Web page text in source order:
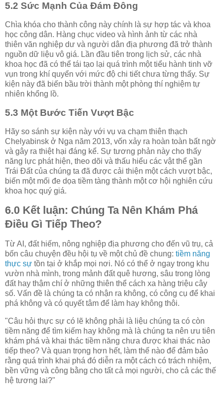
5.2 Sức Mạnh Của Đám Đông
Chìa khóa cho thành công này chính là sự hợp tác và khoa
học công dân. Hàng chục video và hình ảnh từ các nhà
thiên văn nghiệp dư và người dân địa phương đã trở thành
nguồn dữ liệu vô giá. Lần đầu tiên trong lịch sử, các nhà
khoa học đã có thể tái tạo lại quá trình một tiểu hành tinh vỡ
vụn trong khí quyển với mức độ chi tiết chưa từng thấy. Sự
kiện này đã biến bầu trời thành một phòng thí nghiệm tự
nhiên khổng lồ.
5.3 Một Bước Tiến Vượt Bậc
Hãy so sánh sự kiện này với vụ va chạm thiên thạch
Chelyabinsk ở Nga năm 2013, vốn xảy ra hoàn toàn bất ngờ
và gây ra thiệt hại đáng kể. Sự tương phản này cho thấy
năng lực phát hiện, theo dõi và thấu hiểu các vật thể gần
Trái Đất của chúng ta đã được cải thiện một cách vượt bậc,
biến một mối đe dọa tiềm tàng thành một cơ hội nghiên cứu
khoa học quý giá.
6.0 Kết luận: Chúng Ta Nên Khám Phá
Điều Gì Tiếp Theo?
Từ AI, đất hiếm, nông nghiệp địa phương cho đến vũ trụ, cả
bốn câu chuyện đều hội tụ về một chủ đề chung: tiềm năng
thực sự tồn tại ở khắp mọi nơi. Nó có thể ở ngay trong khu
vườn nhà mình, trong mảnh đất quê hương, sâu trong lòng
đất hay thậm chí ở những thiên thể cách xa hàng triệu cây
số. Vấn đề là chúng ta có nhận ra không, có công cụ để khai
phá không và có quyết tâm để làm hay không thôi.
"Câu hỏi thực sự có lẽ không phải là liệu chúng ta có còn
tiềm năng để tìm kiếm hay không mà là chúng ta nên ưu tiên
khám phá và khai thác tiềm năng chưa được khai thác nào
tiếp theo? Và quan trọng hơn hết, làm thế nào để đảm bảo
rằng quá trình khai phá đó diễn ra một cách có trách nhiệm,
bền vững và công bằng cho tất cả mọi người, cho cả các thế
hệ tương lai?"